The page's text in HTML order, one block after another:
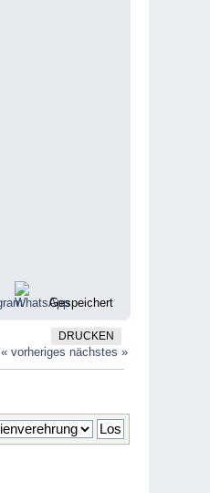
Gespeichert
DRUCKEN
« vorheriges nächstes »